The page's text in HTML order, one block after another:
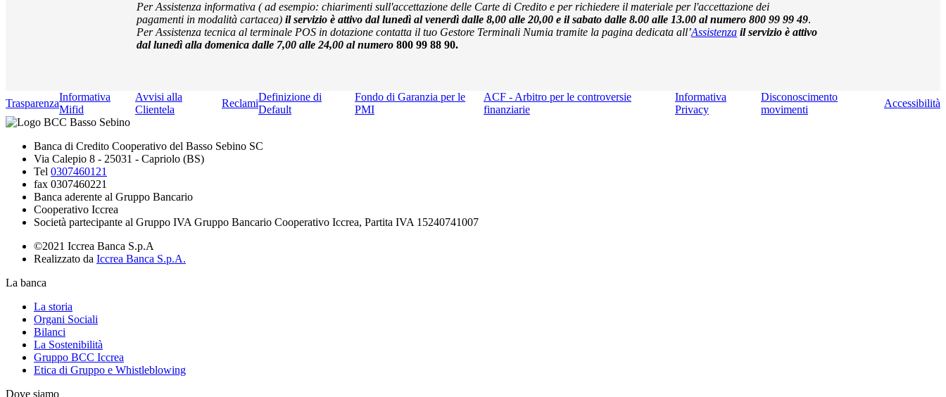
Per Assistenza informativa ( ad esempio: chiarimenti sull'accettazione delle Carte di Credito e per richiedere il materiale per l'accettazione dei
pagamenti in modalità cartacea) il servizio è attivo dal lunedì al venerdì dalle 8,00 alle 20,00 e il sabato dalle 8.00 alle 13.00 al numero 800 99 99 49.
Per Assistenza tecnica al terminale POS in dotazione contatta il tuo Gestore Terminali Numia tramite la pagina dedicata all’Assistenza il servizio è attivo
dal lunedì alla domenica dalle 7,00 alle 24,00 al numero 800 99 88 90.
Trasparenza
Informativa
Mifid
Avvisi alla
Clientela
Reclami
Definizione di
Default
Fondo di Garanzia per le
PMI
ACF - Arbitro per le controversie
finanziarie
Informativa
Privacy
Disconoscimento
movimenti
Accessibilità
Banca di Credito Cooperativo del Basso Sebino SC
Via Calepio 8 - 25031 - Capriolo (BS)
Tel 0307460121
fax 0307460221
Banca aderente al Gruppo Bancario
Cooperativo Iccrea
Società partecipante al Gruppo IVA Gruppo Bancario Cooperativo Iccrea, Partita IVA 15240741007
©2021 Iccrea Banca S.p.A
Realizzato da Iccrea Banca S.p.A.
La banca
La storia
Organi Sociali
Bilanci
La Sostenibilità
Gruppo BCC Iccrea
Etica di Gruppo e Whistleblowing
Dove siamo